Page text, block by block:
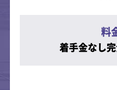
料
着手金なし